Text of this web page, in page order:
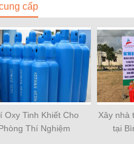
cấp
Oxy Tinh Khiết Cho
Thí Nghiệm
Xây nhà
tại